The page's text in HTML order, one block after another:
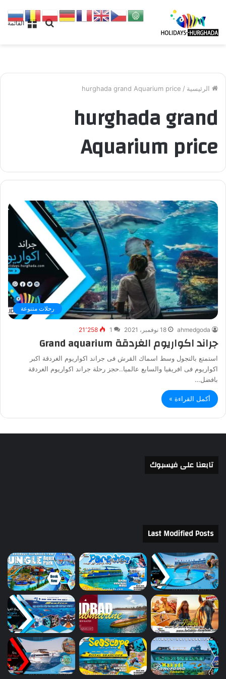
القائمة
بحث
الرئيسية /
hurghada grand Aquarium price
hurghada grand
Aquarium price
رحلات متنوعة
ahmedgoda 18 نوفمبر، 2021 1 21٬258
جراند اكواريوم الغردقة Grand aquarium
استمتع بالتجول وسط اسماك القرش فى جراند اكواريوم الغردقة اكبر
اكواريوم فى افريقيا والسابع عالميا..حجز رحلة جراند اكواريوم الغردقة
بافضل…
أكمل القراءة »
تابعنا على فيسبوك
Last Modified Posts